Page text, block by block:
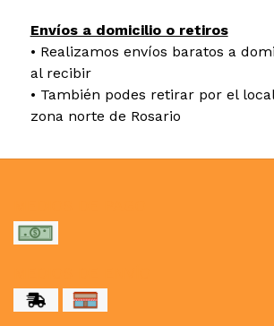
Envíos a domicilio o retiros
• Realizamos envíos baratos a
al recibir
• También podes retirar por el
zona norte de Rosario